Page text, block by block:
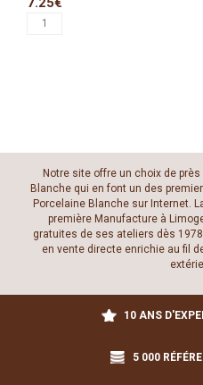
Notre site offre un choix de
Blanche qui en font un des
Porcelaine Blanche sur Internet.
première Manufacture à
gratuites de ses ateliers dès
en vente directe enrichie au fil
10 ANS
5 000